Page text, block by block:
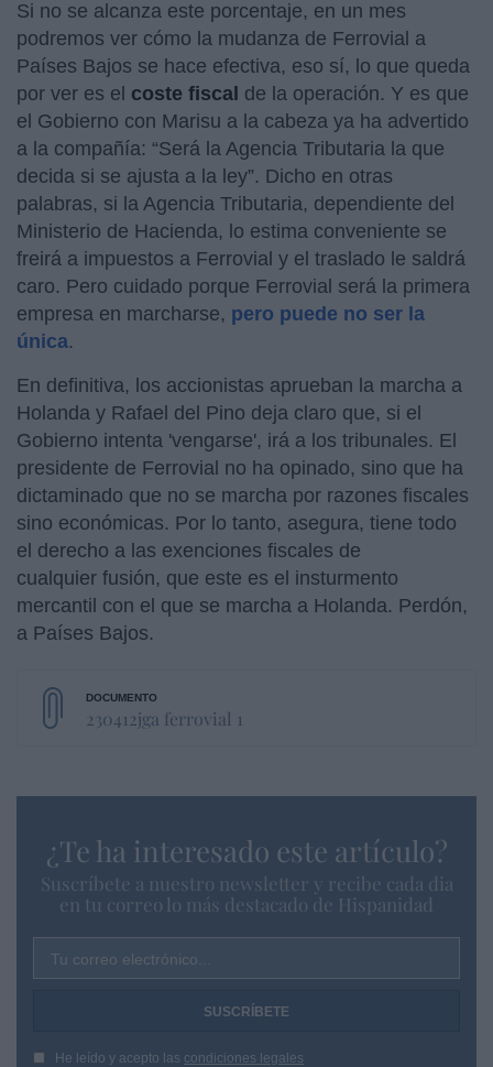
Si no se alcanza este porcentaje, en un mes
podremos ver cómo la mudanza de Ferrovial a
Países Bajos se hace efectiva, eso sí, lo que queda
por ver es el coste fiscal de la operación. Y es que
el Gobierno con Marisu a la cabeza ya ha advertido
a la compañía: “Será la Agencia Tributaria la que
decida si se ajusta a la ley”. Dicho en otras
palabras, si la Agencia Tributaria, dependiente del
Ministerio de Hacienda, lo estima conveniente se
freirá a impuestos a Ferrovial y el traslado le saldrá
caro. Pero cuidado porque Ferrovial será la primera
empresa en marcharse, pero puede no ser la
única.
En definitiva, los accionistas aprueban la marcha a
Holanda y Rafael del Pino deja claro que, si el
Gobierno intenta 'vengarse', irá a los tribunales. El
presidente de Ferrovial no ha opinado, sino que ha
dictaminado que no se marcha por razones fiscales
sino económicas. Por lo tanto, asegura, tiene todo
el derecho a las exenciones fiscales de
cualquier fusión, que este es el insturmento
mercantil con el que se marcha a Holanda. Perdón,
a Países Bajos.
230412jga ferrovial 1
¿Te ha interesado este artículo?
Suscríbete a nuestro newsletter y recibe cada dia
en tu correo lo más destacado de Hispanidad
Tu correo electrónico...
He leído y acepto las condiciones legales